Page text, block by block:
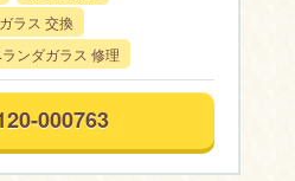
ラス 交換
ンダガラス 修理
000763